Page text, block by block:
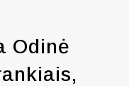
Odinė